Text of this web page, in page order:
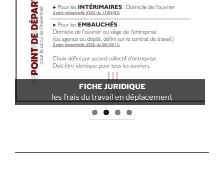
POLITIQUE SANTÉ ET SÉCURITÉ
pour les travaux sur cordes